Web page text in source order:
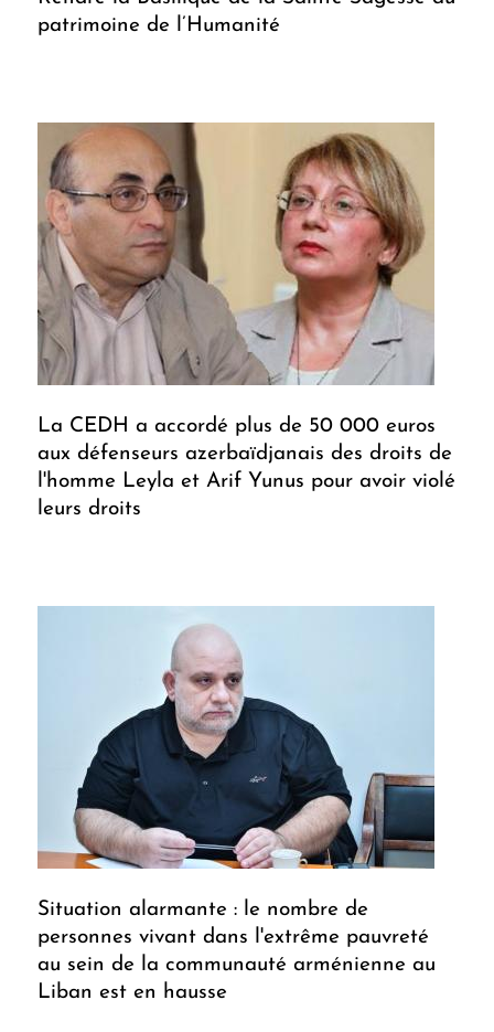
patrimoine de l’Humanité
La CEDH a accordé plus de 50 000 euros
aux défenseurs azerbaïdjanais des droits de
l'homme Leyla et Arif Yunus pour avoir violé
leurs droits
Situation alarmante : le nombre de
personnes vivant dans l'extrême pauvreté
au sein de la communauté arménienne au
Liban est en hausse